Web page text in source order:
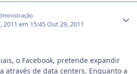
2011 em 15:45Out 29, 2011
o Facebook, pretende expandir
através de data centers. Enquanto a